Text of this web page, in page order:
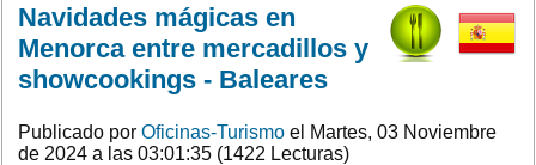
Navidades mágicas en
Menorca entre mercadillos y
showcookings - Baleares
Publicado por Oficinas-Turismo el Martes, 03 Noviembre
de 2024 a las 03:01:35 (1422 Lecturas)